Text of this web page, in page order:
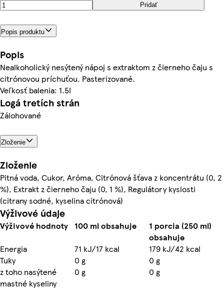
Pridať
Popis produktu
Popis
Nealkoholický nesýtený nápoj s extraktom z čierneho čaju s
citrónovou príchuťou. Pasterizované.
Veľkosť balenia: 1.5l
Logá tretích strán
Zálohované
Zloženie
Zloženie
Pitná voda, Cukor, Aróma, Citrónová šťava z koncentrátu (0, 2
%), Extrakt z čierneho čaju (0, 1 %), Regulátory kyslosti
(citrany sodné, kyselina citrónová)
Výživové údaje
Výživové hodnoty 100 ml obsahuje
1 porcia (250 ml)
obsahuje
Energia
71 kJ/17 kcal
179 kJ/42 kcal
Tuky
0 g
0 g
z toho nasýtené
mastné kyseliny
0 g
0 g